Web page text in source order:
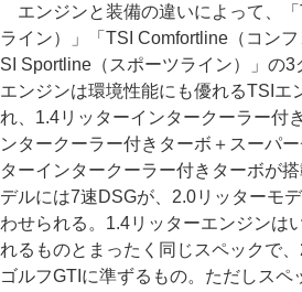
エンジンと装備の違いによって、
ライン）」「TSI Comfortline（コン
SI Sportline（スポーツライン）」の3
エンジンは環境性能にも優れるTSIエ
れ、1.4リッターインタークーラー付
ンタークーラー付きターボ＋スーパ
ターインタークーラー付きターボが
デルには7速DSGが、2.0リッターモ
わせられる。1.4リッターエンジンは
れるものとまったく同じスペックで
ゴルフGTIに準ずるもの。ただしスペ